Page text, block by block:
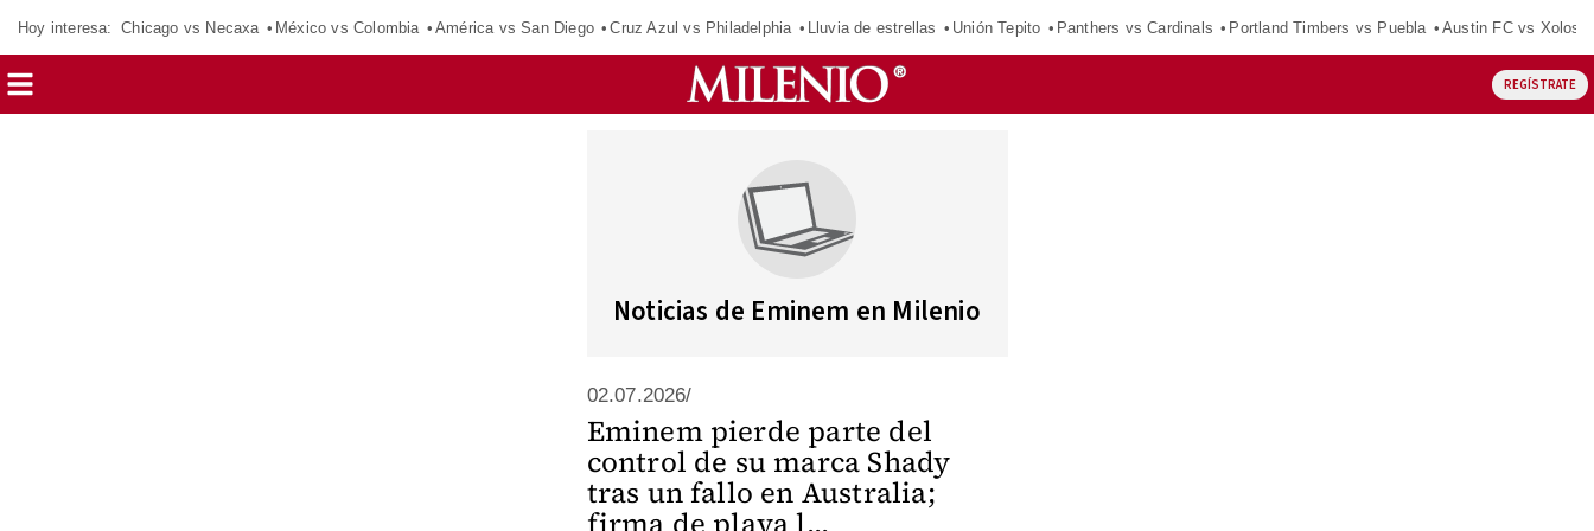
Hoy interesa: Chicago vs Necaxa México vs Colombia América vs San Diego Cruz Azul vs Philadelphia Lluvia de estrellas Unión Tepito Panthers vs Cardinals Portland Timbers vs Puebla Austin FC vs Xolos
REGÍSTRATE
Noticias de Eminem en Milenio
02.07.2026/
Eminem pierde parte del
control de su marca Shady
tras un fallo en Australia;